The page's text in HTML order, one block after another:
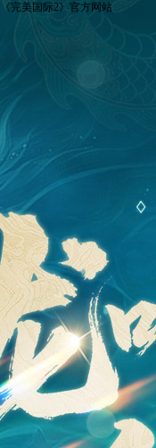
《完美国际2》官方网站